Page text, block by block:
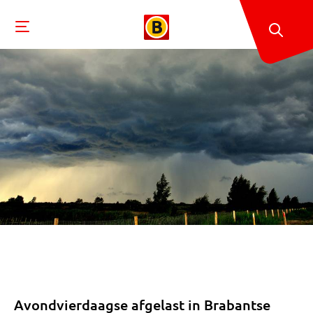
Avondvierdaagse afgelast in Brabantse